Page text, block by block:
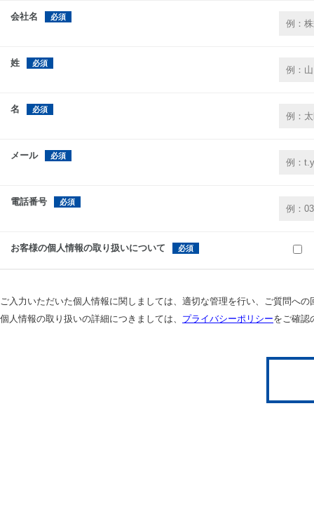
会社名
姓
名
メール
電話番号
お客様の個人情報の取り扱いについて
ご入力いただいた個人情報に関しましては、適切な管理を行い、ご質問へ
個人情報の取り扱いの詳細につきましては、 プライバシーポリシーをご確認